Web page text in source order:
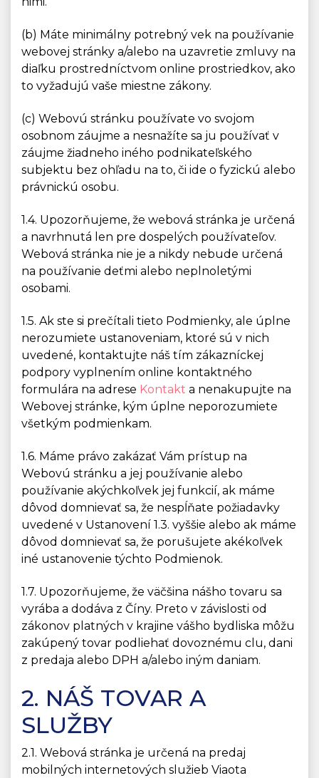
(b) Máte minimálny potrebný vek na používanie
webovej stránky a/alebo na uzavretie zmluvy na
diaľku prostredníctvom online prostriedkov, ako
to vyžadujú vaše miestne zákony.
(c) Webovú stránku používate vo svojom
osobnom záujme a nesnažíte sa ju používať v
záujme žiadneho iného podnikateľského
subjektu bez ohľadu na to, či ide o fyzickú alebo
právnickú osobu.
1.4. Upozorňujeme, že webová stránka je určená
a navrhnutá len pre dospelých používateľov.
Webová stránka nie je a nikdy nebude určená
na používanie deťmi alebo neplnoletými
osobami.
1.5. Ak ste si prečítali tieto Podmienky, ale úplne
nerozumiete ustanoveniam, ktoré sú v nich
uvedené, kontaktujte náš tím zákazníckej
podpory vyplnením online kontaktného
formulára na adrese Kontakt a nenakupujte na
Webovej stránke, kým úplne neporozumiete
všetkým podmienkam.
1.6. Máme právo zakázať Vám prístup na
Webovú stránku a jej používanie alebo
používanie akýchkoľvek jej funkcií, ak máme
dôvod domnievať sa, že nespĺňate požiadavky
uvedené v Ustanovení 1.3. vyššie alebo ak máme
dôvod domnievať sa, že porušujete akékoľvek
iné ustanovenie týchto Podmienok.
1.7. Upozorňujeme, že väčšina nášho tovaru sa
vyrába a dodáva z Číny. Preto v závislosti od
zákonov platných v krajine vášho bydliska môžu
zakúpený tovar podliehať dovoznému clu, dani
z predaja alebo DPH a/alebo iným daniam.
2. NÁŠ TOVAR A
SLUŽBY
2.1. Webová stránka je určená na predaj
mobilných internetových služieb Viaota